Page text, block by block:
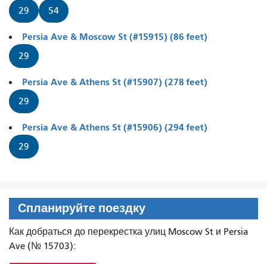
29 54
Persia Ave & Moscow St (#15915) (86 feet)
29
Persia Ave & Athens St (#15907) (278 feet)
29
Persia Ave & Athens St (#15906) (294 feet)
29
Спланируйте поездку
Как добраться до перекрестка улиц Moscow St и Persia
Ave (№ 15703):